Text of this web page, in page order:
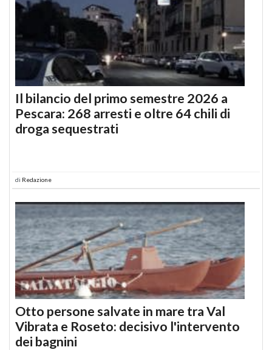
Il bilancio del primo semestre 2026 a
Pescara: 268 arresti e oltre 64 chili di
droga sequestrati
di Redazione
Otto persone salvate in mare tra Val
Vibrata e Roseto: decisivo l'intervento
dei bagnini